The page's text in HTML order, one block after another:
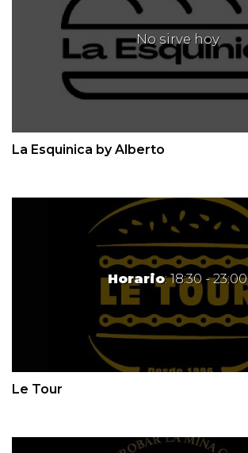
No sirve hoy
La Esquinica by Alberto
Horario: 18:30 - 23:00
Le Tour